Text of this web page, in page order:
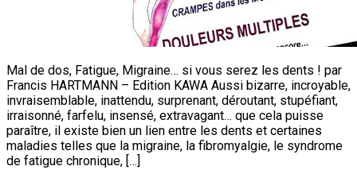
Mal de dos, Fatigue, Migraine… si vous serez les dents ! par
Francis HARTMANN – Edition KAWA Aussi bizarre, incroyable,
invraisemblable, inattendu, surprenant, déroutant, stupéfiant,
irraisonné, farfelu, insensé, extravagant… que cela puisse
paraître, il existe bien un lien entre les dents et certaines
maladies telles que la migraine, la fibromyalgie, le syndrome
de fatigue chronique, […]